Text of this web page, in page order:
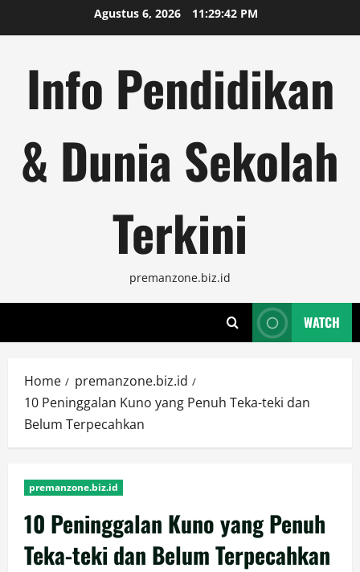
to
Agustus 6, 2026 11:29:42 PM
Info Pendidikan
& Dunia Sekolah
Terkini
premanzone.biz.id
WATCH
Home
premanzone.biz.id
10 Peninggalan Kuno yang Penuh Teka-teki dan
Belum Terpecahkan
premanzone.biz.id
10 Peninggalan Kuno yang Penuh
Teka-teki dan Belum Terpecahkan